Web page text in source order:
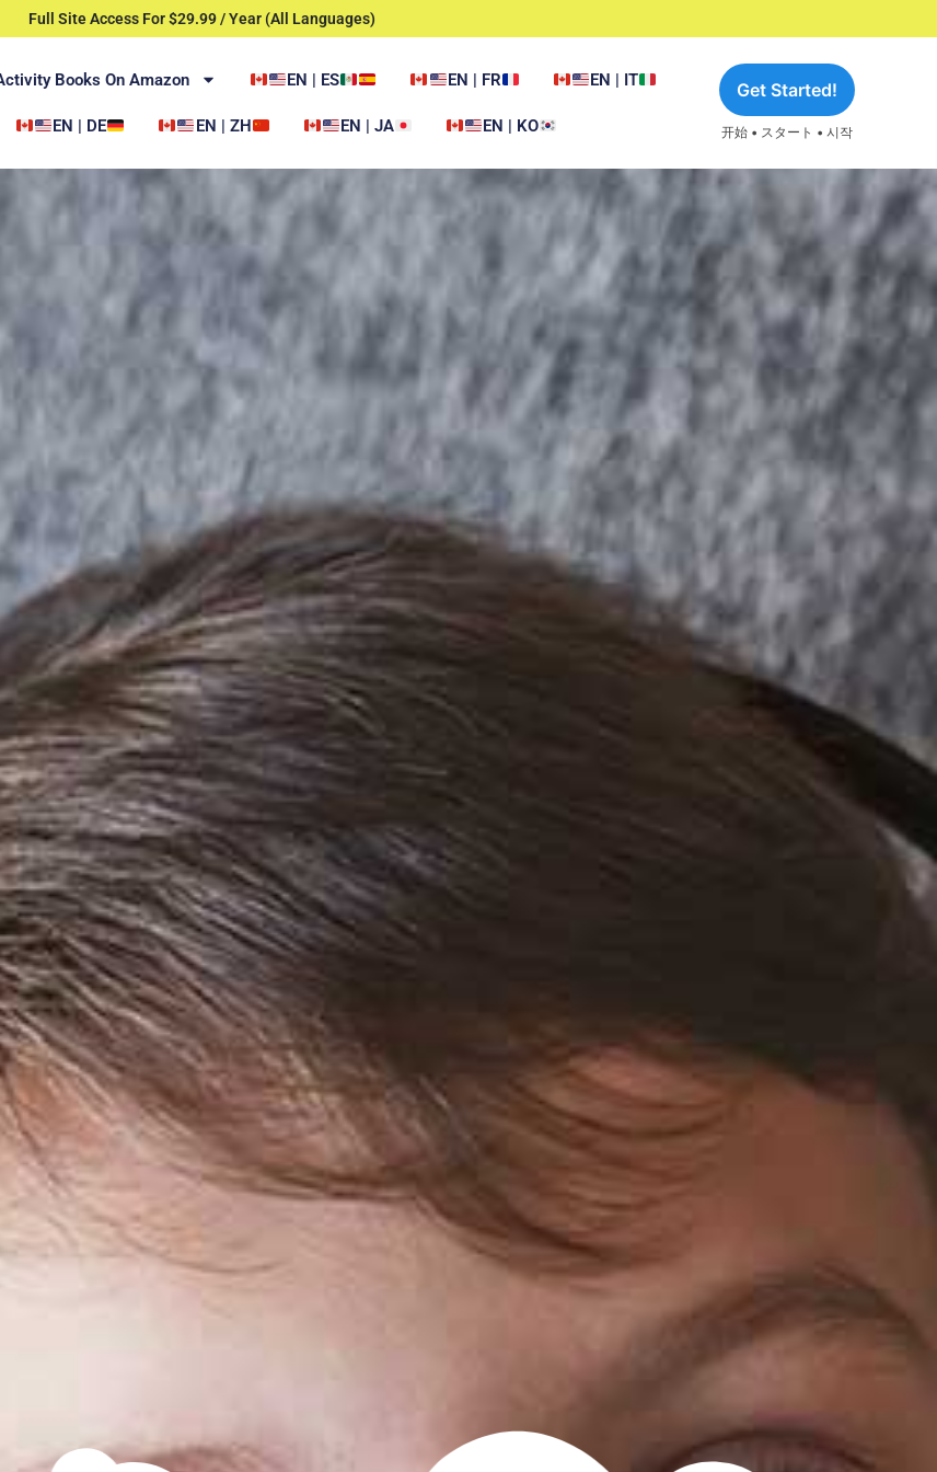
Full Site Access For $29.99 / Year (All Languages)
Books On Amazon EN | ES EN | FR EN | IT
EN | DE EN | ZH EN | JA EN | KO
Get Started!
开始 • スタート • 시작